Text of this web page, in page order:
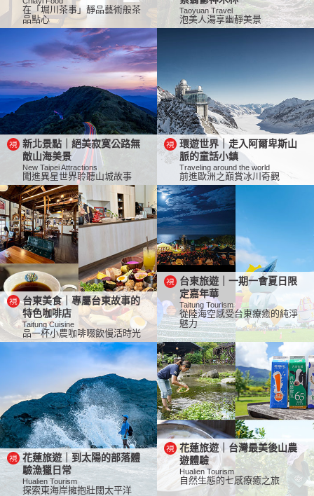
在「堀川茶事」靜品藝術般茶
品點心
Taoyuan Travel
泡美人湯享幽靜美景
新北景點｜絕美寂寞公路無
敵山海美景
New Taipei Attractions
闖進異星世界聆聽山城故事
環遊世界｜走入阿爾卑斯山
脈的童話小鎮
Traveling around the world
前進歐洲之巔賞冰川奇觀
台東美食｜專屬台東故事的
特色咖啡店
Taitung Cuisine
品一杯小農咖啡啜飲慢活時光
台東旅遊｜一期一會夏日限
定嘉年華
Taitung Tourism
從陸海空感受台東療癒的純淨
魅力
花蓮旅遊｜到太陽的部落體
驗漁獵日常
Hualien Tourism
探索東海岸擁抱壯闊太平洋
花蓮旅遊｜台灣最美後山農
遊體驗
Hualien Tourism
自然生態的七感療癒之旅